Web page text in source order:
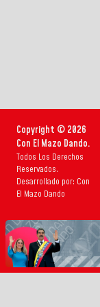
Copyright © 2026
Con El Mazo Dando.
Todos Los Derechos
Reservados.
Desarrollado por: Con
El Mazo Dando